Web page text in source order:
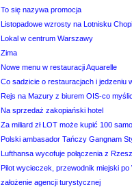
To się nazywa promocja
Listopadowe wzrosty na Lotnisku
Lokal w centrum Warszawy
Zima
Nowe menu w restauracji Aquarelle
Co sadzicie o restauracjach i jedzeniu
Rejs na Mazury z biurem OIS-co
Na sprzedaż zakopiański hotel
Za miliard zł LOT może kupić 100
Polski ambasador Tańczy Gangnam
Lufthansa wycofuje połączenia z
Pilot wycieczek, przewodnik miejski po
założenie agencji turystycznej